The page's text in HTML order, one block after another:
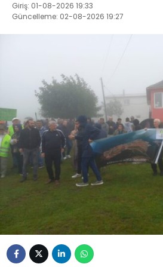
Giriş: 01-08-2026 19:33
Güncelleme: 02-08-2026 19:27